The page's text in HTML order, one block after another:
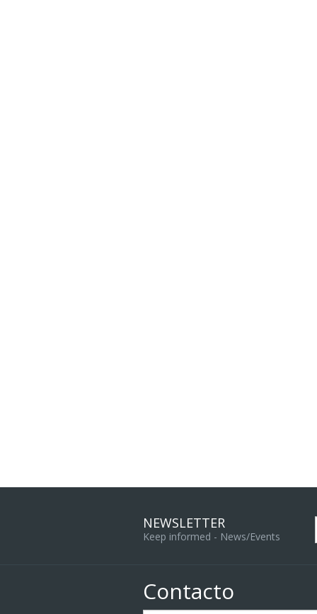
NEWSLETTER
Keep informed - News/Events
Contacto